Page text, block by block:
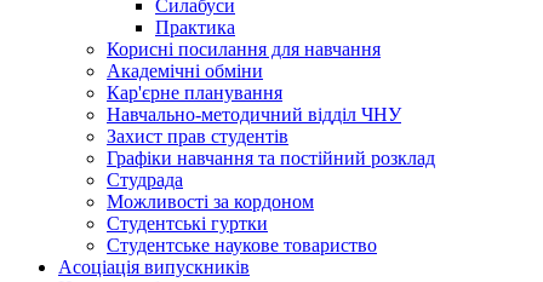
Силабуси
Практика
Корисні посилання для навчання
Академічні обміни
Кар'єрне планування
Навчально-методичний відділ ЧНУ
Захист прав студентів
Графіки навчання та постійний розклад
Студрада
Можливості за кордоном
Студентські гуртки
Студентське наукове товариство
Асоціація випускників